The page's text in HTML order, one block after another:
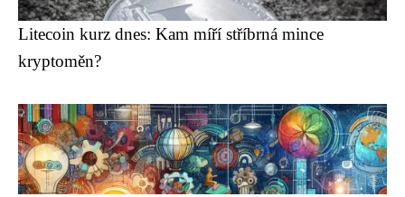
Litecoin kurz dnes: Kam míří stříbrná mince
kryptoměn?